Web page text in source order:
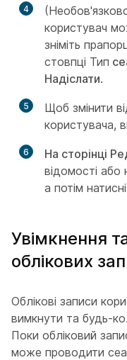
4
користувач
зніміть
стовпці Тип
Надіслати.
5
Щоб змінити
користувача,
6 На сторінці
відомості або
а потім
Увімкнення
облікових
Облікові записи
вимкнути та будь-
Поки обліковий
може проводити